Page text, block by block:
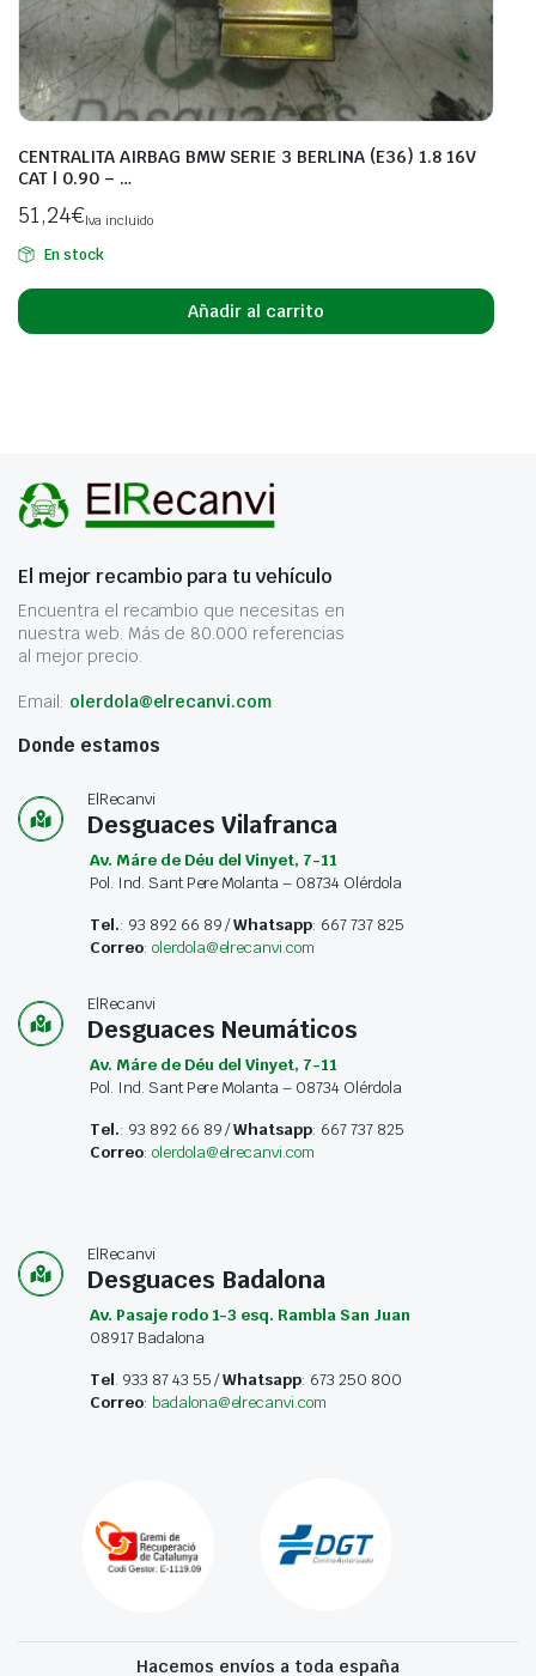
CENTRALITA AIRBAG BMW SERIE 3 BERLINA (E36) 1.8 16V
CAT | 0.90 – …
51,24€Iva incluido
En stock
Añadir al carrito
El mejor recambio para tu vehículo
Encuentra el recambio que necesitas en
nuestra web. Más de 80.000 referencias
al mejor precio.
Email: olerdola@elrecanvi.com
Donde estamos
ElRecanvi
Desguaces Vilafranca
Av. Máre de Déu del Vinyet, 7-11
Pol. Ind. Sant Pere Molanta – 08734 Olérdola
Tel.: 93 892 66 89 /Whatsapp: 667 737 825
Correo: olerdola@elrecanvi.com
ElRecanvi
Desguaces Neumáticos
Av. Máre de Déu del Vinyet, 7-11
Pol. Ind. Sant Pere Molanta – 08734 Olérdola
Tel.: 93 892 66 89 /Whatsapp: 667 737 825
Correo: olerdola@elrecanvi.com
ElRecanvi
Desguaces Badalona
Av. Pasaje rodo 1-3 esq. Rambla San Juan
08917 Badalona
Tel. 933 87 43 55 /Whatsapp: 673 250 800
Correo: badalona@elrecanvi.com
Hacemos envíos a toda españa